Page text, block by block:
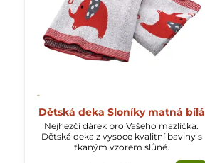
Dětská deka Sloníky matná bílá
Nejhezčí dárek pro Vašeho mazlíčka.
Dětská deka z vysoce kvalitní bavlny s
tkaným vzorem slůně.